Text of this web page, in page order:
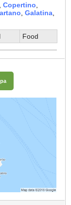
,Copertino
,Galatina
Food